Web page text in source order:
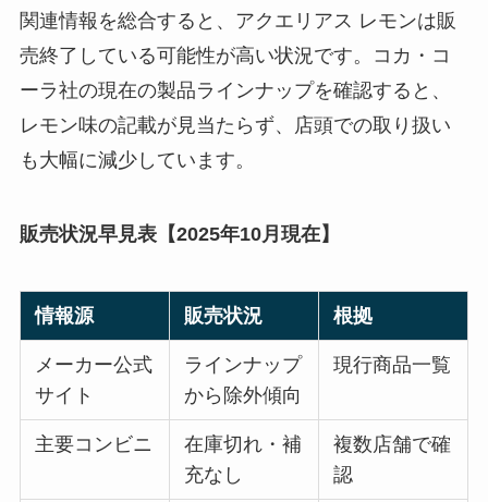
関連情報を総合すると、アクエリアス レモンは販
売終了している可能性が高い状況です。コカ・コ
ーラ社の現在の製品ラインナップを確認すると、
レモン味の記載が見当たらず、店頭での取り扱い
も大幅に減少しています。
販売状況早見表【2025年10月現在】
情報源 販売状況 根拠
メーカー公式
サイト
ラインナップ
から除外傾向
現行商品一覧
主要コンビニ
在庫切れ・補
充なし
複数店舗で確
認